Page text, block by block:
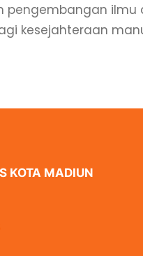
pengembangan ilmu
kesejahteraan
KOTA MADIUN